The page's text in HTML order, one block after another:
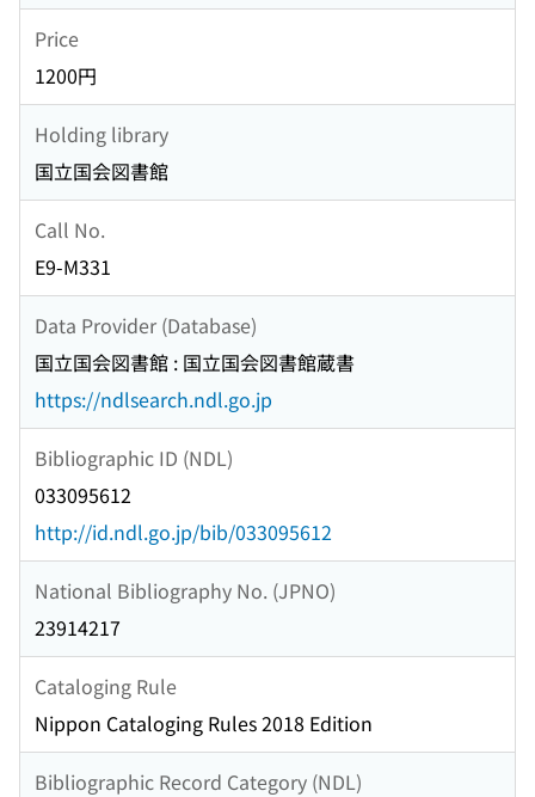
Price
1200円
Holding library
国立国会図書館
Call No.
E9-M331
Data Provider (Database)
国立国会図書館 : 国立国会図書館蔵書
https://ndlsearch.ndl.go.jp
Bibliographic ID (NDL)
033095612
http://id.ndl.go.jp/bib/033095612
National Bibliography No. (JPNO)
23914217
Cataloging Rule
Nippon Cataloging Rules 2018 Edition
Bibliographic Record Category (NDL)